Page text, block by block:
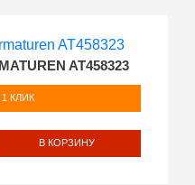
AT458323
КЛИК
В КОРЗИНУ